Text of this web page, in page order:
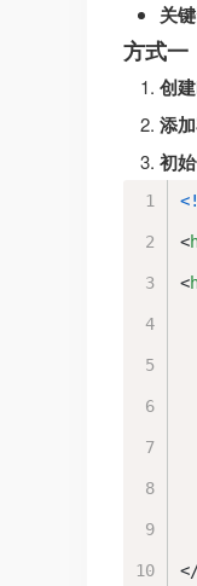
关
方式一
创
添
初
<
<